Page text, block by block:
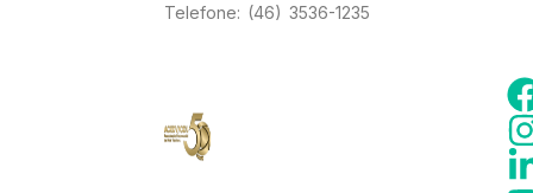
Telefone: (46) 3536-1235